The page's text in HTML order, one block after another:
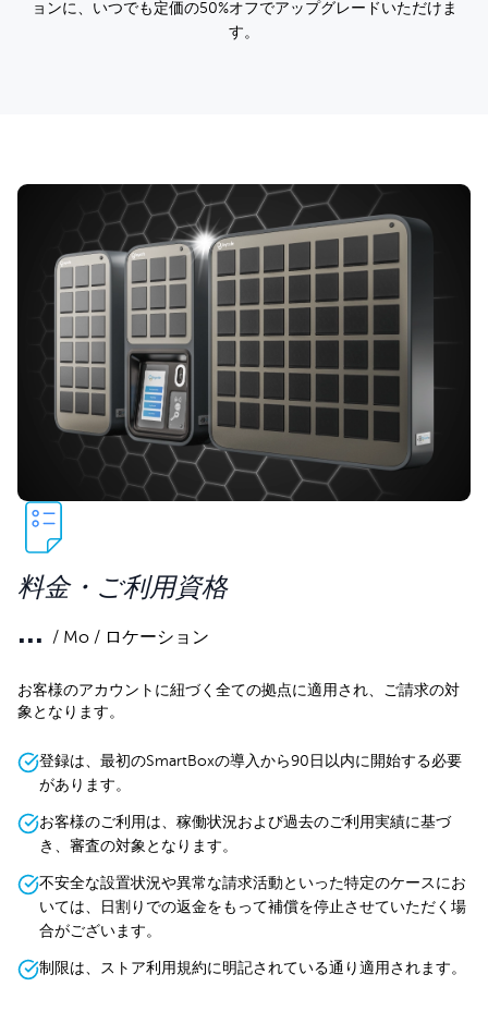
ョンに、いつでも定価の50%オフでアップグレードいただけま
す。
料金・ご利用資格
... / Mo / ロケーション
お客様のアカウントに紐づく全ての拠点に適用され、ご請求の対
象となります。
登録は、最初のSmartBoxの導入から90日以内に開始する必要
があります。
お客様のご利用は、稼働状況および過去のご利用実績に基づ
き、審査の対象となります。
不安全な設置状況や異常な請求活動といった特定のケースにお
いては、日割りでの返金をもって補償を停止させていただく場
合がございます。
制限は、ストア利用規約に明記されている通り適用されます。